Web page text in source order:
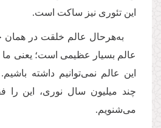
این تئوری نیز ساکت است.
به‌هرحال عالم خلقت در
عالم بسیار عظیمی است؛ یعنی
این عالم نمی‌توانیم داشته
چند میلیون سال نوری، این را
می‌شنویم.